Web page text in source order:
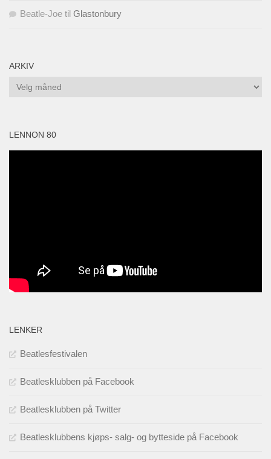
Beatle-Joe til Glastonbury
ARKIV
Arkiv
LENNON 80
LENKER
Beatlesfestivalen
Beatlesklubben på Facebook
Beatlesklubben på Twitter
Beatlesklubbens kjøps- salg- og bytteside på Facebook